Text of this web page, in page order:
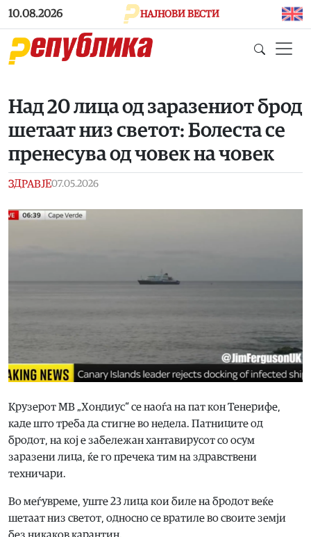
Skip to main content
10.08.2026 НАЈНОВИ ВЕСТИ
Над 20 лица од заразениот брод
шетаат низ светот: Болеста се
пренесува од човек на човек
ЗДРАВЈЕ07.05.2026
Крузерот МВ „Хондиус“ се наоѓа на пат кон Тенерифе,
каде што треба да стигне во недела. Патниците од
бродот, на кој е забележан хантавирусот со осум
заразени лица, ќе го пречека тим на здравствени
техничари.
Во меѓувреме, уште 23 лица кои биле на бродот веќе
шетаат низ светот, односно се вратиле во своите земји